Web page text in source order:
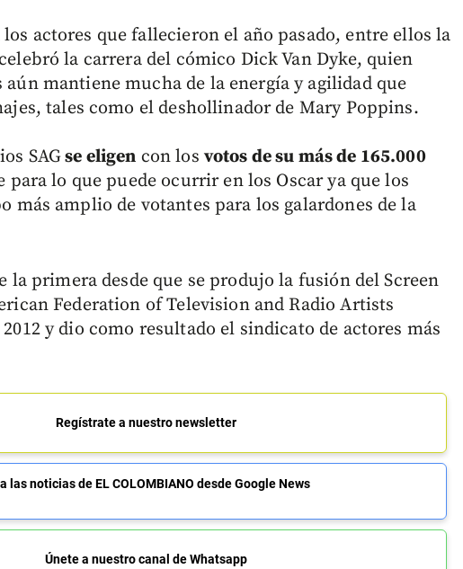
actores que fallecieron el año pasado, entre ellos la
la carrera del cómico Dick Van Dyke, quien
aún mantiene mucha de la energía y agilidad que
tales como el deshollinador de Mary Poppins.
SAGse eligen con los votos de su más de 165.000
para lo que puede ocurrir en los Oscar ya que los
más amplio de votantes para los galardones de la
la primera desde que se produjo la fusión del Screen
Federation of Television and Radio Artists
y dio como resultado el sindicato de actores más
Regístrate a nuestro newsletter
las noticias de EL COLOMBIANO desde Google News
Únete a nuestro canal de Whatsapp